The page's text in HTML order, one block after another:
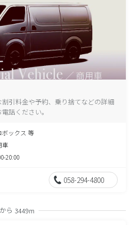
引料金や予約、乗り捨てなどの詳細
話ください。
ボックス 等
車
20:00
058-294-4800
ら 3449m